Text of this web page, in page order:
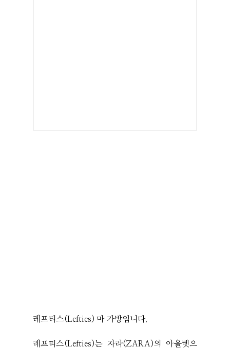
레프티스(Lefties) 마 가방입니다.
레프티스(Lefties)는 자라(ZARA)의 아울렛으